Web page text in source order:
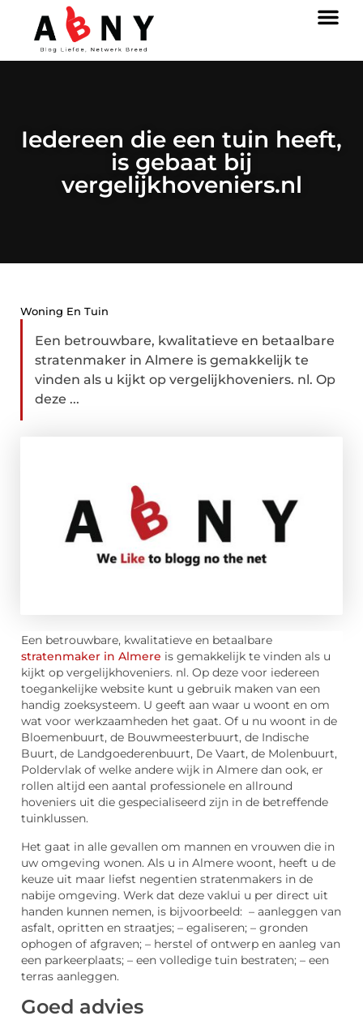
Iedereen die een tuin heeft,
is gebaat bij
vergelijkhoveniers.nl
Woning En Tuin
Een betrouwbare, kwalitatieve en betaalbare
stratenmaker in Almere is gemakkelijk te
vinden als u kijkt op vergelijkhoveniers. nl. Op
deze ...
Een betrouwbare, kwalitatieve en betaalbare
stratenmaker in Almere is gemakkelijk te vinden als u
kijkt op vergelijkhoveniers. nl. Op deze voor iedereen
toegankelijke website kunt u gebruik maken van een
handig zoeksysteem. U geeft aan waar u woont en om
wat voor werkzaamheden het gaat. Of u nu woont in de
Bloemenbuurt, de Bouwmeesterbuurt, de Indische
Buurt, de Landgoederenbuurt, De Vaart, de Molenbuurt,
Poldervlak of welke andere wijk in Almere dan ook, er
rollen altijd een aantal professionele en allround
hoveniers uit die gespecialiseerd zijn in de betreffende
tuinklussen.
Het gaat in alle gevallen om mannen en vrouwen die in
uw omgeving wonen. Als u in Almere woont, heeft u de
keuze uit maar liefst negentien stratenmakers in de
nabije omgeving. Werk dat deze vaklui u per direct uit
handen kunnen nemen, is bijvoorbeeld: – aanleggen van
asfalt, opritten en straatjes; – egaliseren; – gronden
ophogen of afgraven; – herstel of ontwerp en aanleg van
een parkeerplaats; – een volledige tuin bestraten; – een
terras aanleggen.
Goed advies